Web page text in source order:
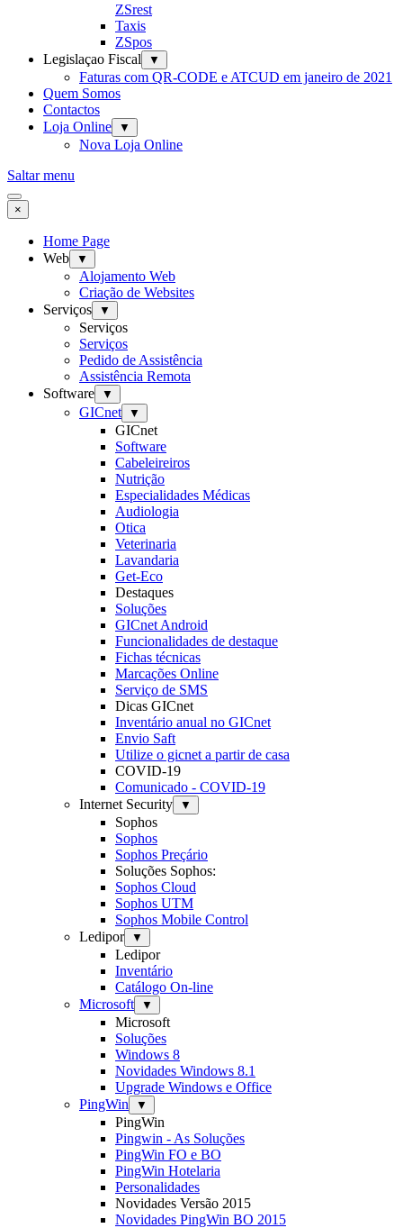
ZSrest
Taxis
ZSpos
Legislaçao Fiscal
▼
Faturas com QR-CODE e ATCUD em janeiro de 2021
Quem Somos
Contactos
Loja Online
▼
Nova Loja Online
Saltar menu
×
Home Page
Web
▼
Alojamento Web
Criação de Websites
Serviços
▼
Serviços
Serviços
Pedido de Assistência
Assistência Remota
Software
▼
GICnet ▼
GICnet
Software
Cabeleireiros
Nutrição
Especialidades Médicas
Audiologia
Otica
Veterinaria
Lavandaria
Get-Eco
Destaques
Soluções
GICnet Android
Funcionalidades de destaque
Fichas técnicas
Marcações Online
Serviço de SMS
Dicas GICnet
Inventário anual no GICnet
Envio Saft
Utilize o gicnet a partir de casa
COVID-19
Comunicado - COVID-19
Internet Security
▼
Sophos
Sophos
Sophos Preçário
Soluções Sophos:
Sophos Cloud
Sophos UTM
Sophos Mobile Control
Ledipor
▼
Ledipor
Inventário
Catálogo On-line
Microsoft
▼
Microsoft
Soluções
Windows 8
Novidades Windows 8.1
Upgrade Windows e Office
PingWin
▼
PingWin
Pingwin - As Soluções
PingWin FO e BO
PingWin Hotelaria
Personalidades
Novidades Versão 2015
Novidades PingWin BO 2015